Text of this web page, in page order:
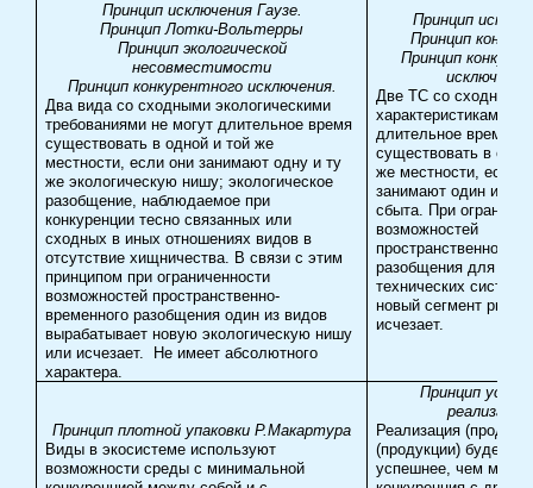
Принцип исключения Гаузе.
Принцип Лотки-Вольтерры
Принцип экологической
несовместимости
Принцип конкурентного исключения.
Два вида со сходными экологическими
требованиями не могут длительное время
существовать в одной и той же
местности, если они занимают одну и ту
же экологическую нишу; экологическое
разобщение, наблюдаемое при
конкуренции тесно связанных или
сходных в иных отношениях видов в
отсутствие хищничества. В связи с этим
принципом при ограниченности
возможностей пространственно-
временного разобщения один из видов
вырабатывает новую экологическую нишу
или исчезает. Не имеет абсолютного
характера.
Принцип
Принцип
Принцип
исключения
Две ТС со сходными
характеристиками не
длительное время
существовать в
же местности, если
занимают один и тот
сбыта. При
возможностей
пространственно-
разобщения для
технических систем
новый сегмент
исчезает.
Принцип плотной упаковки Р.Макартура
Виды в экосистеме используют
возможности среды с минимальной
Принцип
реализации
Реализация
(продукции) будет
успешнее, чем